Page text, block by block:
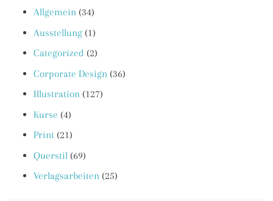
Allgemein (34)
Ausstellung (1)
Categorized (2)
Corporate Design (36)
Illustration (127)
Kurse (4)
Print (21)
Querstil (69)
Verlagsarbeiten (25)